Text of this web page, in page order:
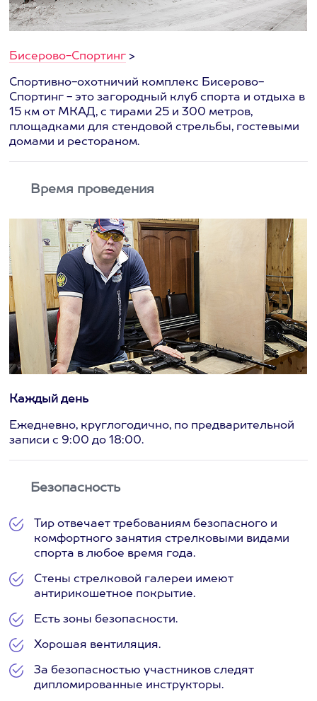
Бисерово-Спортинг >
Спортивно-охотничий комплекс Бисерово-
Спортинг - это загородный клуб спорта и отдыха в
15 км от МКАД, с тирами 25 и 300 метров,
площадками для стендовой стрельбы, гостевыми
домами и рестораном.
Время проведения
Каждый день
Ежедневно, круглогодично, по предварительной
записи с 9:00 до 18:00.
Безопасность
Тир отвечает требованиям безопасного и
комфортного занятия стрелковыми видами
спорта в любое время года.
Стены стрелковой галереи имеют
антирикошетное покрытие.
Есть зоны безопасности.
Хорошая вентиляция.
За безопасностью участников следят
дипломированные инструкторы.